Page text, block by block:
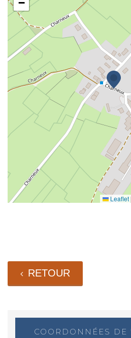
−
Leaflet
RETOUR
COORDONNÉES DE